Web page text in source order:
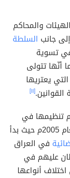
والمحاكم
السلطة
تسوية
أنّها تتولى
يعتريها
[١١]
تنظيمها في
الفصل الـ3 من نصوص الدستور العراقي لعام 2005م حيث بدأ
في العراق
عليهم في
أنواعها